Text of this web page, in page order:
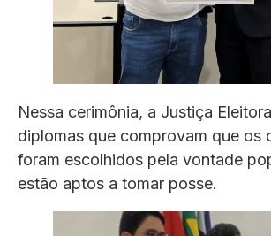
Nessa cerimônia, a Justiça
diplomas que comprovam que os
foram escolhidos pela vontade
estão aptos a tomar posse.